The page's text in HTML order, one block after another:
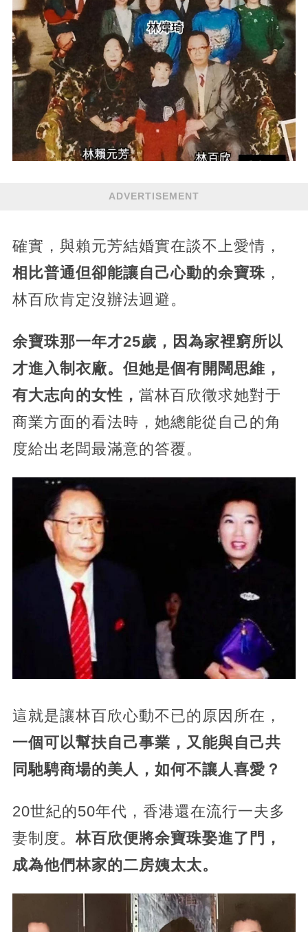
ADVERTISEMENT
確實，與賴元芳結婚實在談不上愛情，
相比普通但卻能讓自己心動的余寶珠，
林百欣肯定沒辦法迴避。
余寶珠那一年才25歲，因為家裡窮所以
才進入制衣廠。但她是個有開闊思維，
有大志向的女性， 當林百欣徵求她對于
商業方面的看法時，她總能從自己的角
度給出老闆最滿意的答覆。
這就是讓林百欣心動不已的原因所在，
一個可以幫扶自己事業，又能與自己共
同馳騁商場的美人，如何不讓人喜愛？
20世紀的50年代，香港還在流行一夫多
妻制度。林百欣便將余寶珠娶進了門，
成為他們林家的二房姨太太。